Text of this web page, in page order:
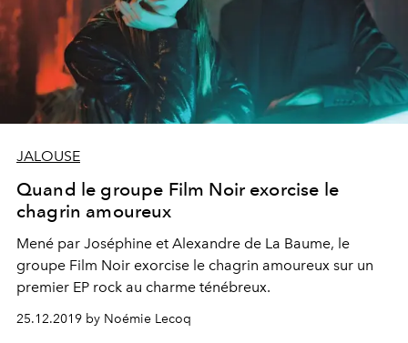
JALOUSE
Quand le groupe Film Noir exorcise le
chagrin amoureux
Mené par Joséphine et Alexandre de La Baume, le
groupe Film Noir exorcise le chagrin amoureux sur un
premier EP rock au charme ténébreux.
25.12.2019 by Noémie Lecoq